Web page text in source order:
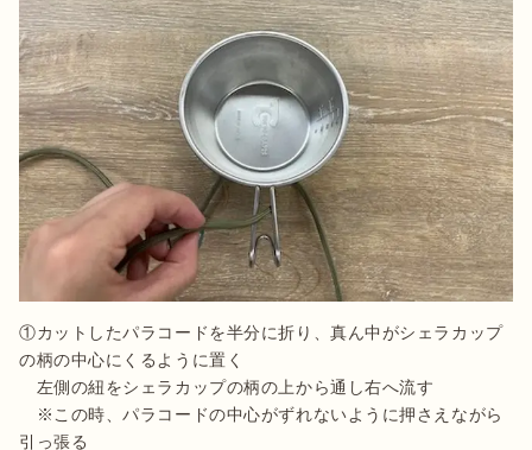
①カットしたパラコードを半分に折り、真ん中がシェラカップ
の柄の中心にくるように置く
左側の紐をシェラカップの柄の上から通し右へ流す
※この時、パラコードの中心がずれないように押さえながら
引っ張る